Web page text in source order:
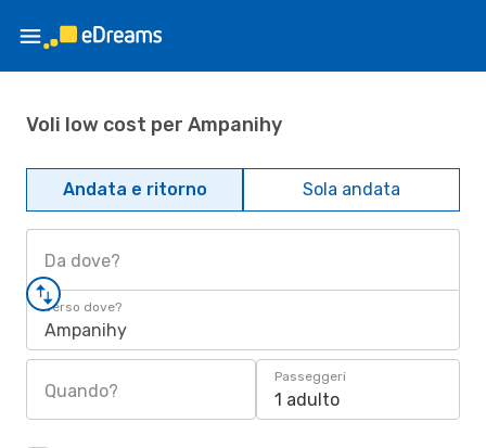
Voli low cost per Ampanihy
Andata e ritorno Sola andata
Da dove?
Verso dove?
Ampanihy
Quando?
Passeggeri
1 adulto